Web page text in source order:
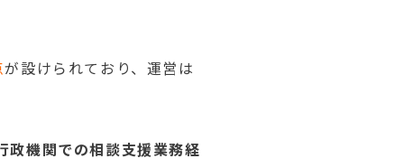
が設けられており、運営は
政機関での相談支援業務経